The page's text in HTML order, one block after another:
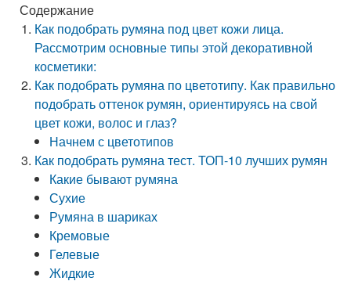
Содержание
Как подобрать румяна под цвет кожи лица.
Рассмотрим основные типы этой декоративной
косметики:
Как подобрать румяна по цветотипу. Как правильно
подобрать оттенок румян, ориентируясь на свой
цвет кожи, волос и глаз?
Начнем с цветотипов
Как подобрать румяна тест. ТОП-10 лучших румян
Какие бывают румяна
Сухие
Румяна в шариках
Кремовые
Гелевые
Жидкие